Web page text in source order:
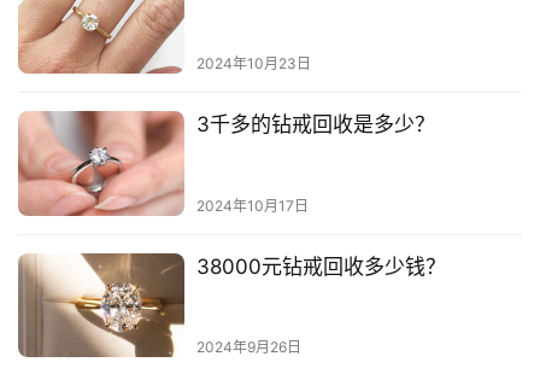
2024年10月23日
3千多的钻戒回收是多少？
2024年10月17日
38000元钻戒回收多少钱？
2024年9月26日